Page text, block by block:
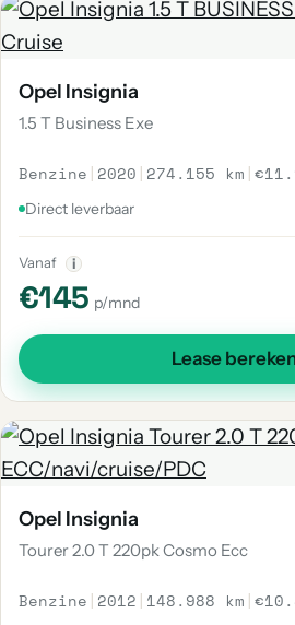
Opel Insignia
1.5 T Business Exe
Benzine | 2020 | 274.155 km |
Direct leverbaar
Vanaf i
€145 p/mnd
Lease
Opel Insignia
Tourer 2.0 T 220pk Cosmo Ecc
Benzine | 2012 | 148.988 km |